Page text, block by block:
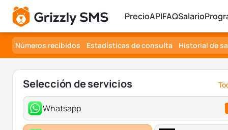
PrecioAPIFAQSalario
Números recibidos Estadísticas de consulta Historial de
Selección de servicios
Whatsapp